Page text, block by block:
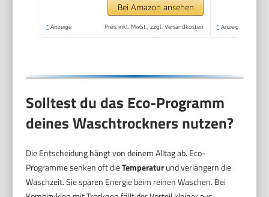
AquaStop, Inverter
PowerDrive Motor,
Bei Amazon ansehen
* Anzeige Preis inkl. MwSt., zzgl. Versandkosten * Anzeige
Solltest du das Eco-Programm
deines Waschtrockners nutzen?
Die Entscheidung hängt von deinem Alltag ab. Eco-
Programme senken oft dieTemperaturund verlängern die
Waschzeit. Sie sparen Energie beim reinen Waschen. Bei